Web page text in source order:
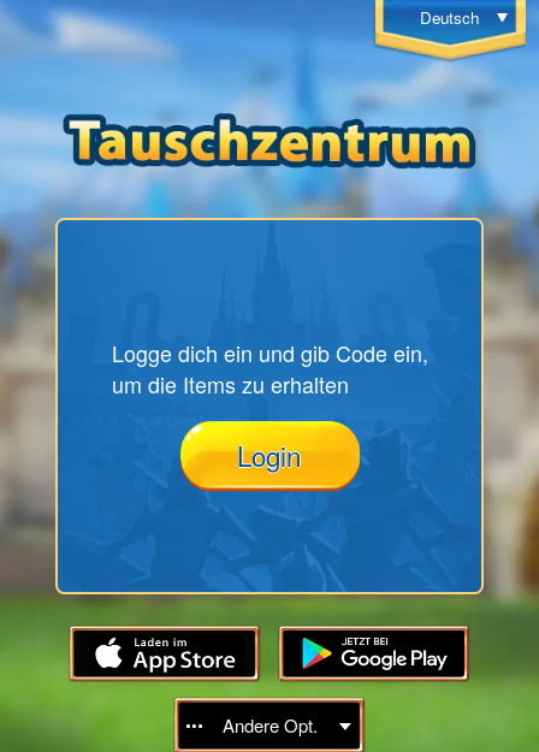
Logge dich ein und gib Code ein,
um die Items zu erhalten
Login
Andere Opt.
Deutsch